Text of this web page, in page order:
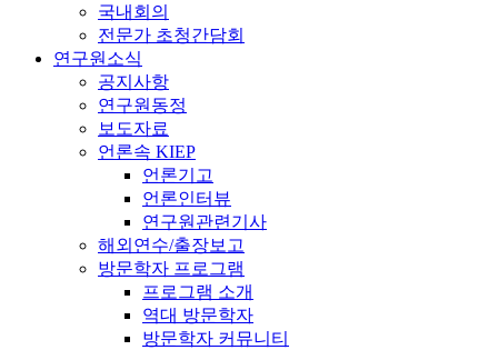
국내회의
전문가 초청간담회
연구원소식
공지사항
연구원동정
보도자료
언론속 KIEP
언론기고
언론인터뷰
연구원관련기사
해외연수/출장보고
방문학자 프로그램
프로그램 소개
역대 방문학자
방문학자 커뮤니티